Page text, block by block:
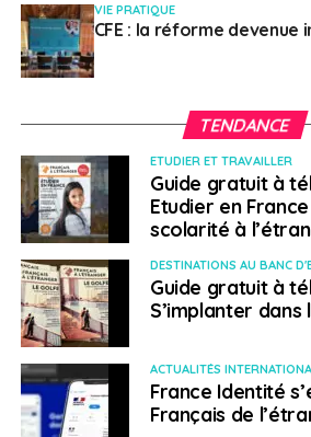
VIE PRATIQUE
CFE : la réforme devenue
TENDANCE
ETUDIER ET TRAVAILLER
Guide gratuit à
Etudier en
scolarité à
DESTINATIONS AU BANC
Guide gratuit à
S’implanter dans
ACTUALITÉS
France Identité
Français de